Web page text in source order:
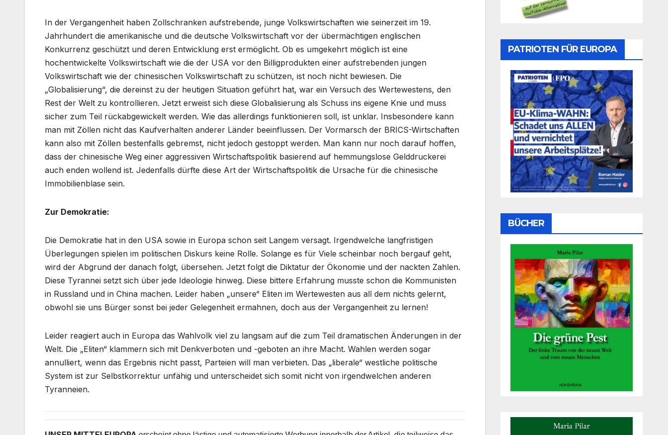
In der Vergangenheit haben Zollschranken aufstrebende, junge Volkswirtschaften wie seinerzeit im 19.
Jahrhundert die amerikanische und die deutsche Volkswirtschaft vor der übermächtigen englischen
Konkurrenz geschützt und deren Entwicklung erst ermöglicht. Ob es umgekehrt möglich ist eine
hochentwickelte Volkswirtschaft wie die der USA vor den Billigprodukten einer aufstrebenden jungen
Volkswirtschaft wie der chinesischen Volkswirtschaft zu schützen, ist noch nicht bewiesen. Die
„Globalisierung“, die dereinst zu der heutigen Situation geführt hat, war ein Versuch des Wertewestens, den
Rest der Welt zu kontrollieren. Jetzt erweist sich diese Globalisierung als Schuss ins eigene Knie und muss
sicher zum Teil rückabgewickelt werden. Wie das allerdings funktionieren soll, ist unklar. Insbesondere kann
man mit Zöllen nicht das Kaufverhalten anderer Länder beeinflussen. Der Vormarsch der BRICS-Wirtschaften
kann also mit Zöllen bestenfalls gebremst, nicht jedoch gestoppt werden. Man kann nur noch darauf hoffen,
dass der chinesische Weg einer aggressiven Wirtschaftspolitik basierend auf hemmungslose Gelddruckerei
auch enden wollend ist. Jedenfalls dürfte diese Art der Wirtschaftspolitik die Ursache für die chinesische
Immobilienblase sein.
Zur Demokratie:
Die Demokratie hat in den USA sowie in Europa schon seit Langem versagt. Irgendwelche langfristigen
Überlegungen spielen im politischen Diskurs keine Rolle. Solange es für Viele scheinbar noch bergauf geht,
wird der Abgrund der danach folgt, übersehen. Jetzt folgt die Diktatur der Ökonomie und der nackten Zahlen.
Diese Tyrannei setzt sich über jede Ideologie hinweg. Diese bittere Erfahrung musste schon die Kommunisten
in Russland und in China machen. Leider haben „unsere“ Eliten im Wertewesten aus all dem nichts gelernt,
obwohl sie uns Bürger sonst bei jeder Gelegenheit ermahnen, doch aus der Vergangenheit zu lernen!
Leider reagiert auch in Europa das Wahlvolk viel zu langsam auf die zum Teil dramatischen Änderungen in der
Welt. Die „Eliten“ klammern sich mit Denkverboten und -geboten an ihre Macht. Wahlen werden sogar
annulliert, wenn das Ergebnis nicht passt, Parteien will man verbieten. Das „liberale“ westliche politische
System ist zur Selbstkorrektur unfähig und unterscheidet sich somit nicht von irgendwelchen anderen
Tyranneien.
PATRIOTEN FÜR EUROPA
BÜCHER